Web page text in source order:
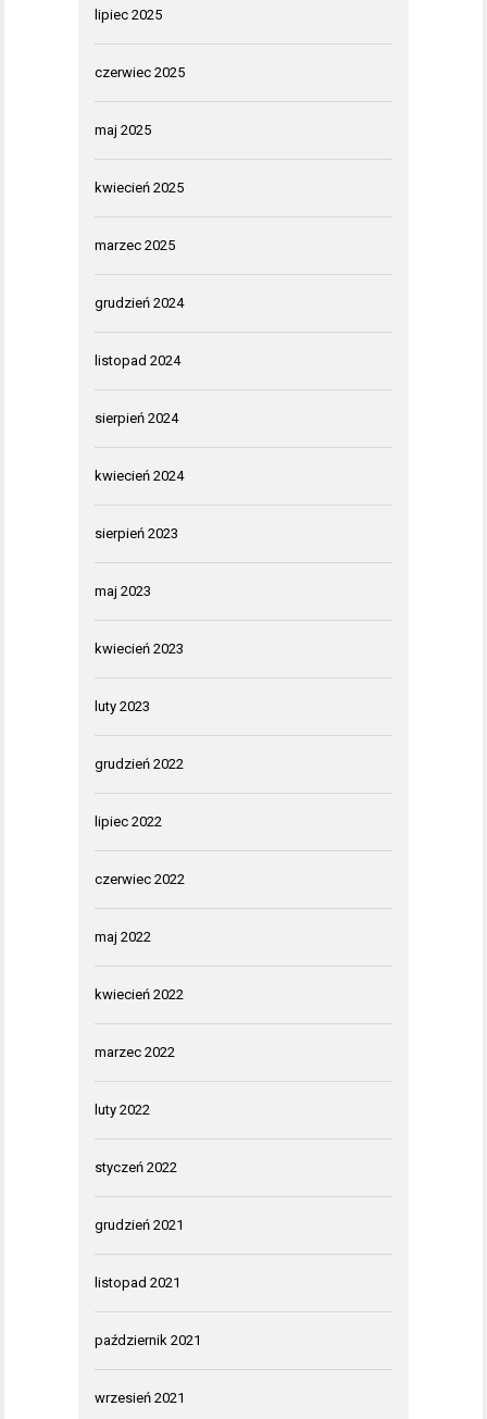
lipiec 2025
czerwiec 2025
maj 2025
kwiecień 2025
marzec 2025
grudzień 2024
listopad 2024
sierpień 2024
kwiecień 2024
sierpień 2023
maj 2023
kwiecień 2023
luty 2023
grudzień 2022
lipiec 2022
czerwiec 2022
maj 2022
kwiecień 2022
marzec 2022
luty 2022
styczeń 2022
grudzień 2021
listopad 2021
październik 2021
wrzesień 2021